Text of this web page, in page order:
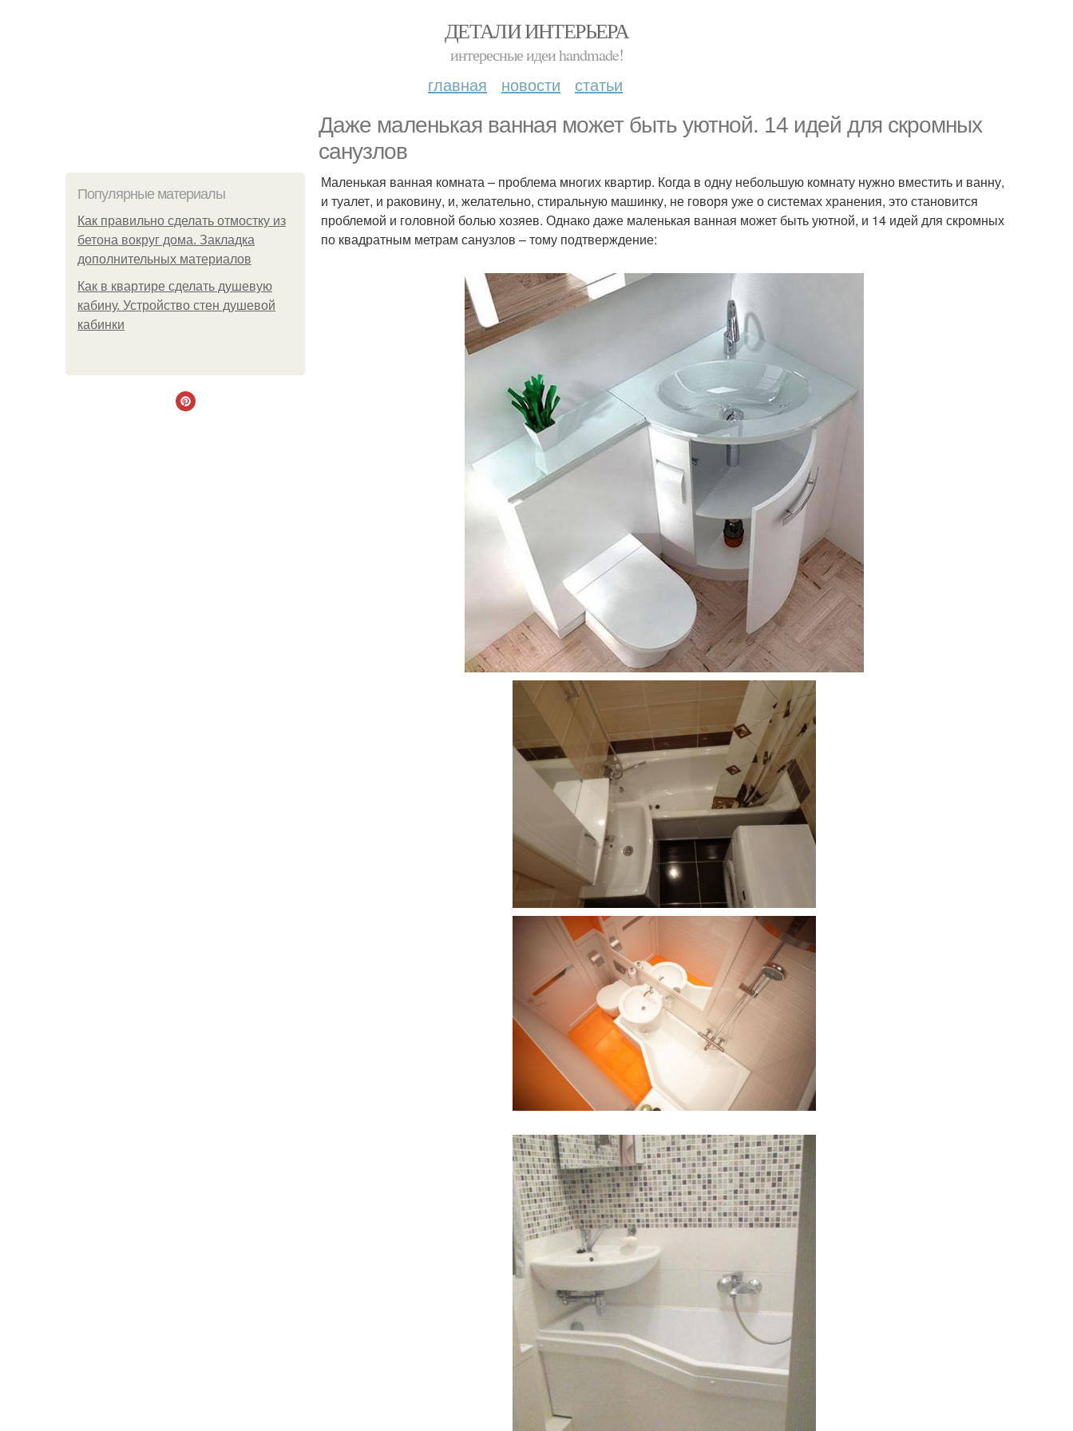
ДЕТАЛИ ИНТЕРЬЕРА
интересные идеи handmade!
главная новости статьи
Даже маленькая ванная может быть уютной. 14 идей для скромных
санузлов
Популярные материалы
Как правильно сделать отмостку из
бетона вокруг дома. Закладка
дополнительных материалов
Как в квартире сделать душевую
кабину. Устройство стен душевой
кабинки
Маленькая ванная комната – проблема многих квартир. Когда в одну небольшую комнату нужно вместить и ванну,
и туалет, и раковину, и, желательно, стиральную машинку, не говоря уже о системах хранения, это становится
проблемой и головной болью хозяев. Однако даже маленькая ванная может быть уютной, и 14 идей для скромных
по квадратным метрам санузлов – тому подтверждение: